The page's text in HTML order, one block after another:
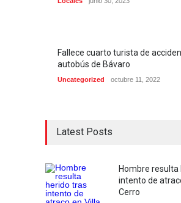
Fallece cuarto turista de
autobús de Bávaro
Uncategorized octubre 11, 2022
Latest Posts
Hombre resulta
intento de
Cerro